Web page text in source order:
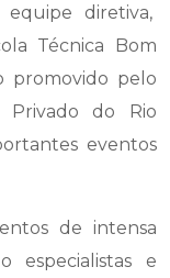
diretiva,
Técnica Bom
promovido pelo
Privado do Rio
eventos
de intensa
especialistas e